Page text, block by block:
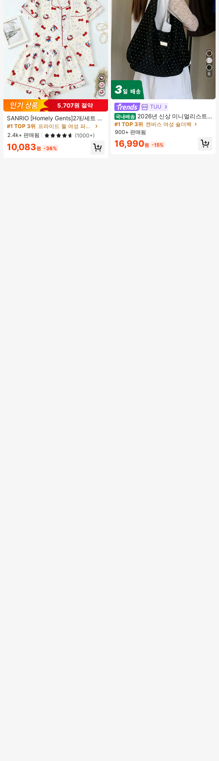
5,707원 절약
SANRIO [Homely Gents]2개/세트 여
성 프린트 라펠 반팔 버튼 포켓 상의
및 보우 반바지 잠옷 세트, 캐주얼 홈
웨어, 봄/여름에 적합
#1 TOP 3위
프라이드 월 여성 파자마 세트
높은 재방문 고객
거의 매진!
#1 TOP 3위
프라이드 월 여성 파자마 세트
높은 재방문 고객
거의 매진!
#1 TOP 3위
프라이드 월 여성 파자마 세트
높은 재방문 고객
거의 매진!
#1 TOP 3위
높은 재방문 고객
2.4k+ 판매됨 (1000+)
10,083원 -36%
6
TUU
국내배송 2026년 신상 미니멀리스트
도트 캔버스 토트백, 대용량 캐주얼 다
용도 통근 숄더 핸드백
#1 TOP 3위 캔버스 여성 숄더백
900+ 판매됨
16,990원 -15%